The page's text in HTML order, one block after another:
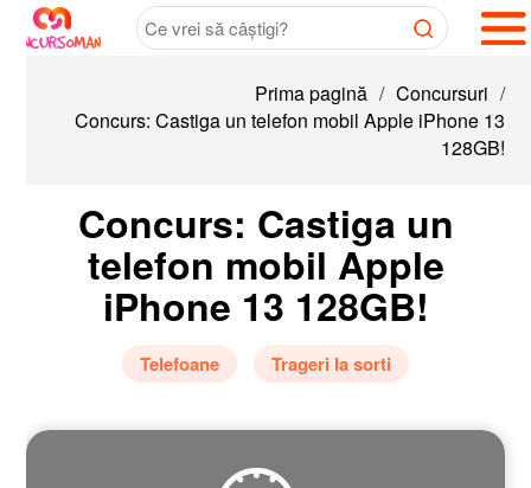
Prima pagină / Concursuri /
Concurs: Castiga un telefon mobil Apple iPhone 13
128GB!
Concurs: Castiga un
telefon mobil Apple
iPhone 13 128GB!
Telefoane Trageri la sorti